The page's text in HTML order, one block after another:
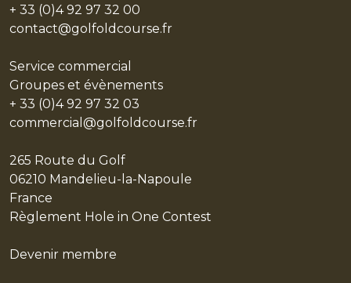
+ 33 (0)4 92 97 32 00
contact@golfoldcourse.fr
Service commercial
Groupes et évènements
+ 33 (0)4 92 97 32 03
commercial@golfoldcourse.fr
265 Route du Golf
06210 Mandelieu-la-Napoule
France
Règlement Hole in One Contest
Devenir membre